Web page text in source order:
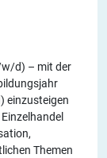
d) – mit der
einzusteigen
Themen